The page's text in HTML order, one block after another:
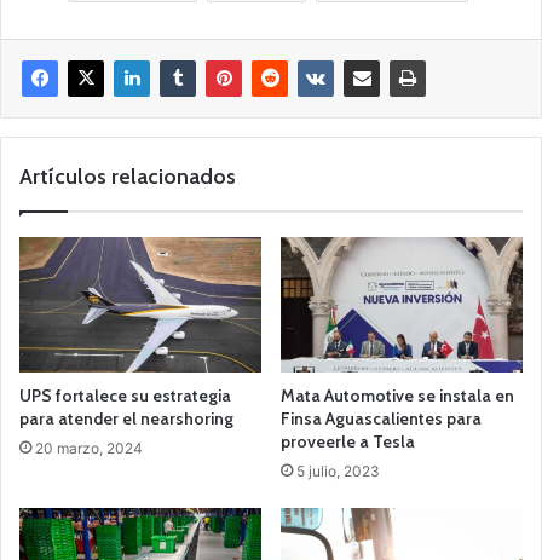
Artículos relacionados
UPS fortalece su estrategia
para atender el nearshoring
20 marzo, 2024
Mata Automotive se instala en
Finsa Aguascalientes para
proveerle a Tesla
5 julio, 2023